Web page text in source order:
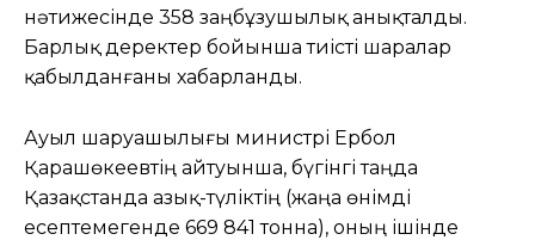
нәтижесінде 358 заңбұзушылық анықталды.
Барлық деректер бойынша тиісті шаралар
қабылданғаны хабарланды.
Ауыл шаруашылығы министрі Ербол
Қарашөкеевтің айтуынша, бүгінгі таңда
Қазақстанда азық-түліктің (жаңа өнімді
есептемегенде 669 841 тонна), оның ішінде